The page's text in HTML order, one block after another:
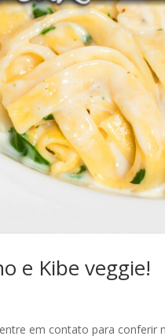
e Kibe veggie!
em contato para conferir